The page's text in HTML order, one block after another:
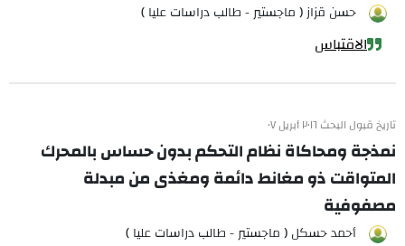
حسن قزاز ( ماجستير - طالب دراسات عليا )
الاقتباس
تاريخ قبول البحث ٢٠١٦ أبريل ٠٧
نمذجة ومحاكاة نظام التحكم بدون حساس بالمحرك
المتواقت ذو مغانط دائمة ومغذى من مبدلة
مصفوفية
أحمد حسكل ( ماجستير - طالب دراسات عليا )